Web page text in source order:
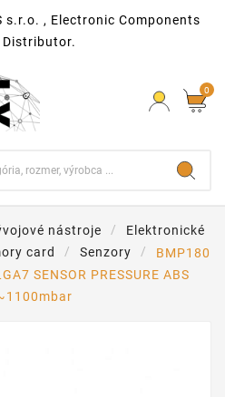
s.r.o. , Electronic Components
Distributor.
0
nástroje
Elektronické
card
Senzory
BMP180
SENSOR PRESSURE ABS